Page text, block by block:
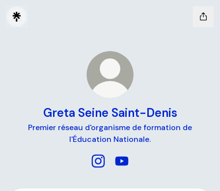
Greta Seine Saint-Denis
Premier réseau d'organisme de formation de
l'Éducation Nationale.